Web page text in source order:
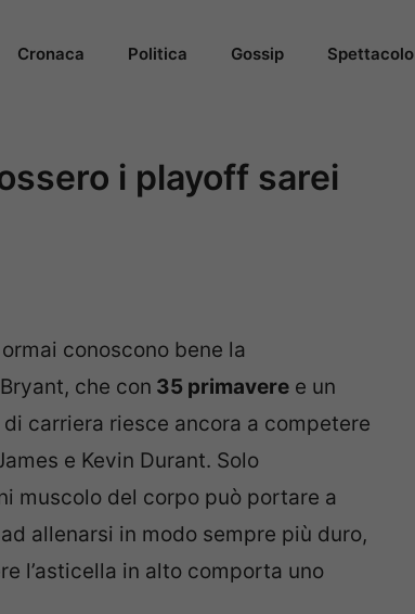
Cronaca Politica Gossip Spettacolo
i playoff sarei
conoscono bene la
che con 35 primavere e un
carriera riesce ancora a competere
e Kevin Durant. Solo
muscolo del corpo può portare a
allenarsi in modo sempre più duro,
l’asticella in alto comporta uno